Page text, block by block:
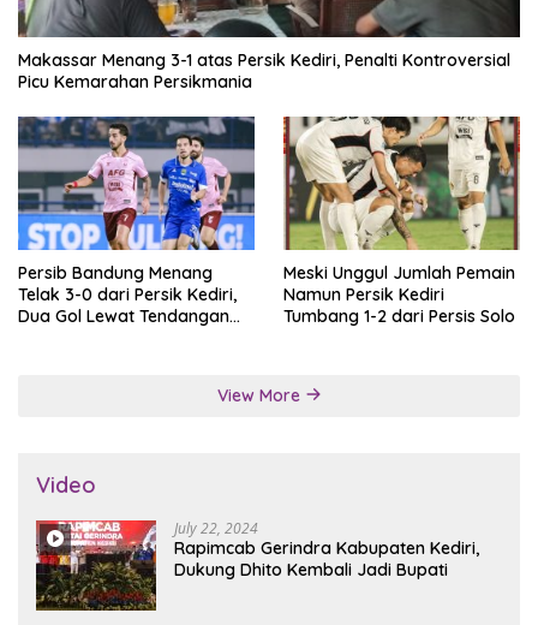
Makassar Menang 3-1 atas Persik Kediri, Penalti Kontroversial
Picu Kemarahan Persikmania
Persib Bandung Menang
Telak 3-0 dari Persik Kediri,
Dua Gol Lewat Tendangan
Meski Unggul Jumlah Pemain
Namun Persik Kediri
Tumbang 1-2 dari Persis Solo
View More
Video
July 22, 2024
Rapimcab Gerindra Kabupaten Kediri,
Dukung Dhito Kembali Jadi Bupati